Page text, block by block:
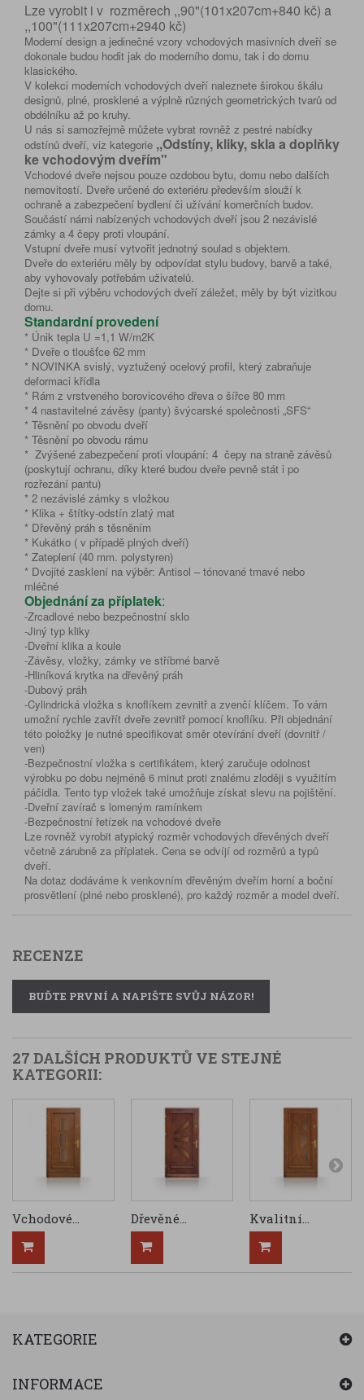
Lze vyrobit i v rozměrech ,,90"(101x207cm+840 kč) a
,,100"(111x207cm+2940 kč)
Moderní design a jedinečné vzory vchodových masivních dveří se
dokonale budou hodit jak do moderního domu, tak i do domu
klasického.
V kolekci moderních vchodových dveří naleznete širokou škálu
designů, plné, prosklené a výplně různých geometrických tvarů od
obdélníku až po kruhy.
U nás si samozřejmě můžete vybrat rovněž z pestré nabídky
odstínů dveří, viz kategorie ,,Odstíny, kliky, skla a doplňky
ke vchodovým dveřím"
Vchodové dveře nejsou pouze ozdobou bytu, domu nebo dalších
nemovitostí. Dveře určené do exteriéru především slouží k
ochraně a zabezpečení bydlení či užívání komerčních budov.
Součástí námi nabízených vchodových dveří jsou 2 nezávislé
zámky a 4 čepy proti vloupání.
Vstupní dveře musí vytvořit jednotný soulad s objektem.
Dveře do exteriéru měly by odpovídat stylu budovy, barvě a také,
aby vyhovovaly potřebám uživatelů.
Dejte si při výběru vchodových dveří záležet, měly by být vizitkou
domu.
Standardní provedení
* Únik tepla U =1,1 W/m2K
* Dveře o tloušťce 62 mm
* NOVINKA svislý, vyztužený ocelový profil, který zabraňuje
deformaci křídla
* Rám z vrstveného borovicového dřeva o šířce 80 mm
* 4 nastavitelné závěsy (panty) švýcarské společnosti „SFS“
* Těsnění po obvodu dveří
* Těsnění po obvodu rámu
* Zvýšené zabezpečení proti vloupání: 4 čepy na straně závěsů
(poskytují ochranu, díky které budou dveře pevně stát i po
rozřezání pantu)
* 2 nezávislé zámky s vložkou
* Klika + štítky-odstín zlatý mat
* Dřevěný práh s těsněním
* Kukátko ( v případě plných dveří)
* Zateplení (40 mm. polystyren)
* Dvojité zasklení na výběr: Antisol – tónované tmavé nebo
mléčné
Objednání za příplatek:
-Zrcadlové nebo bezpečnostní sklo
-Jiný typ kliky
-Dveřní klika a koule
-Závěsy, vložky, zámky ve stříbrné barvě
-Hliníková krytka na dřevěný práh
-Dubový práh
-Cylindrická vložka s knoflíkem zevnitř a zvenčí klíčem. To vám
umožní rychle zavřít dveře zevnitř pomocí knoflíku. Při objednání
této položky je nutné specifikovat směr otevírání dveří (dovnitř /
ven)
-Bezpečnostní vložka s certifikátem, který zaručuje odolnost
výrobku po dobu nejméně 6 minut proti znalému zloději s využitím
páčidla. Tento typ vložek také umožňuje získat slevu na pojištění.
-Dveřní zavírač s lomeným ramínkem
-Bezpečnostní řetízek na vchodové dveře
Lze rovněž vyrobit atypický rozměr vchodových dřevěných dveří
včetně zárubně za příplatek. Cena se odvíjí od rozměrů a typů
dveří.
Na dotaz dodáváme k venkovním dřevěným dveřím horní a boční
prosvětlení (plné nebo prosklené), pro každý rozměr a model dveří.
RECENZE
BUĎTE PRVNÍ A NAPIŠTE SVŮJ NÁZOR!
27 DALŠÍCH PRODUKTŮ VE STEJNÉ
KATEGORII:
Vchodové... Dřevěné... Kvalitní...
KATEGORIE
INFORMACE